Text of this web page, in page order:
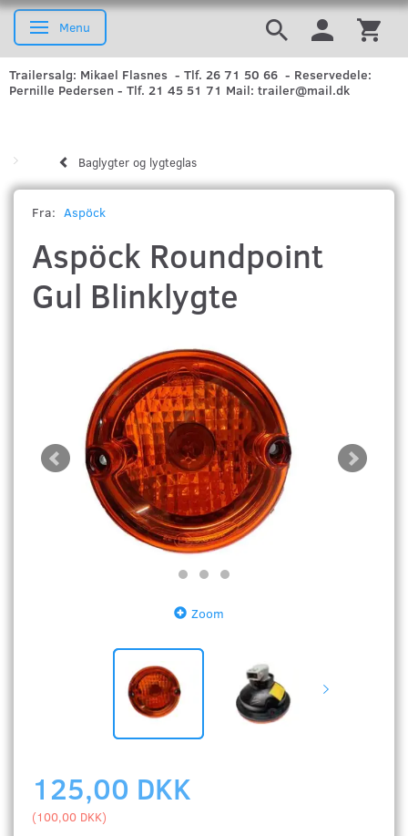
Skifte navigation
Menu
Trailersalg: Mikael Flasnes - Tlf. 26 71 50 66 - Reservedele:
Pernille Pedersen - Tlf. 21 45 51 71 Mail: trailer@mail.dk
Baglygter og lygteglas
Fra: Aspöck
Aspöck Roundpoint
Gul Blinklygte
Zoom
125,00 DKK
(100,00 DKK)